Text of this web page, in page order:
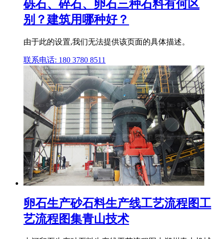
砾石、碎石、卵石三种石料有何区
别？建筑用哪种好？
由于此的设置,我们无法提供该页面的具体描述。
联系电话: 180 3780 8511
卵石生产砂石料生产线工艺流程图工
艺流程图集青山技术